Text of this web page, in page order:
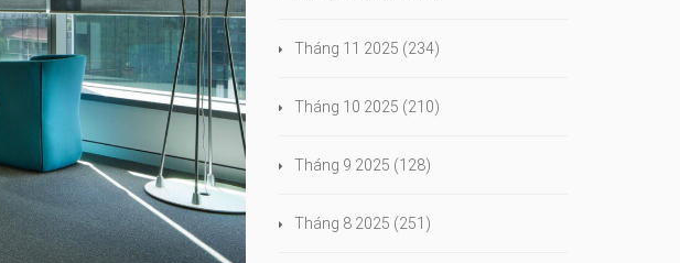
Tháng 11 2025 (234)
Tháng 10 2025 (210)
Tháng 9 2025 (128)
Tháng 8 2025 (251)